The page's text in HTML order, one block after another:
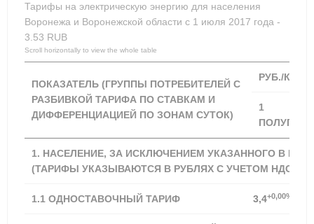
Тарифы на электрическую энергию для населения
Воронежа и Воронежской области с 1 июля 2017 года -
3.53 RUB
ПОКАЗАТЕЛЬ (ГРУППЫ ПОТРЕБИТЕЛЕЙ С
РАЗБИВКОЙ ТАРИФА ПО СТАВКАМ И
ДИФФЕРЕНЦИАЦИЕЙ ПО ЗОНАМ СУТОК)
РУБ./КВТ Ч
1
1. НАСЕЛЕНИЕ, ЗА ИСКЛЮЧЕНИЕМ УКАЗАННОГО В
(ТАРИФЫ УКАЗЫВАЮТСЯ В РУБЛЯХ С УЧЕТОМ НДС) *
1.1 ОДНОСТАВОЧНЫЙ ТАРИФ 3,4+0,00%